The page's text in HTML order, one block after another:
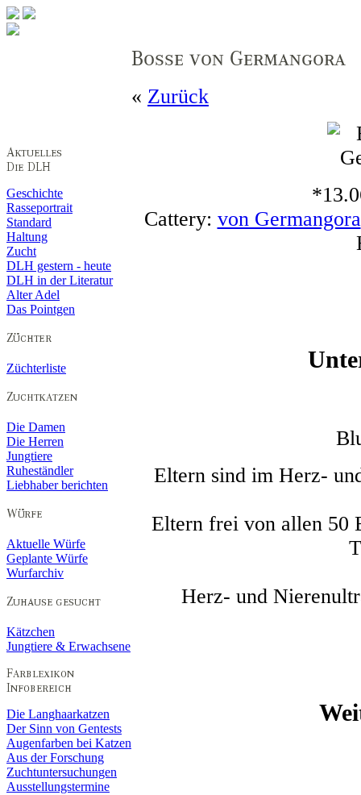
Geschichte
Rasseportrait
Standard
Haltung
Zucht
DLH gestern - heute
DLH in der Literatur
Alter Adel
Das Pointgen
Züchterliste
Die Damen
Die Herren
Jungtiere
Ruheständler
Liebhaber berichten
Aktuelle Würfe
Geplante Würfe
Wurfarchiv
Kätzchen
Jungtiere & Erwachsene
Die Langhaarkatzen
Der Sinn von Gentests
Augenfarben bei Katzen
Aus der Forschung
Zuchtuntersuchungen
Ausstellungstermine
« Zurück
Cattery: von Germangora
Eltern sind im Herz-
Eltern frei von allen 50
Herz- und